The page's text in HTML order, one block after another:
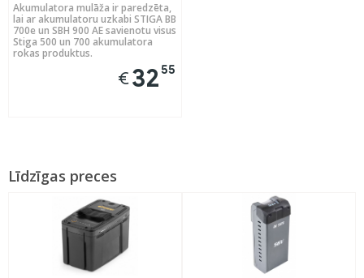
Akumulatora mulāža ir paredzēta,
lai ar akumulatoru uzkabi STIGA BB
700e un SBH 900 AE savienotu visus
Stiga 500 un 700 akumulatora
rokas produktus.
€3255
Līdzīgas preces